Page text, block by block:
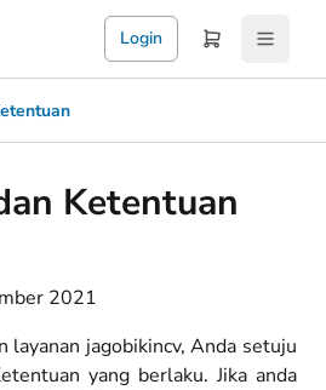
Login
Ketentuan
2021
layanan jagobikincv, Anda setuju
yang berlaku. Jika anda